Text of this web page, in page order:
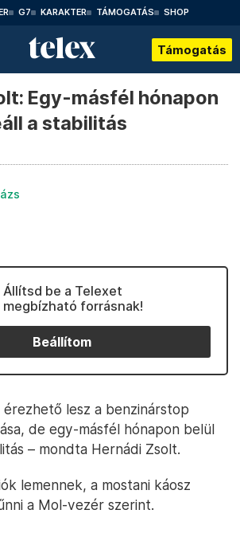
G7 KARAKTER TÁMOGATÁS SHOP
Támogatás
Egy-másfél hónapon
a stabilitás
Állítsd be a Telexet
megbízható forrásnak!
Beállítom
lesz a benzinárstop
de egy-másfél hónapon belül
– mondta Hernádi Zsolt.
lemennek, a mostani káosz
a Mol-vezér szerint.